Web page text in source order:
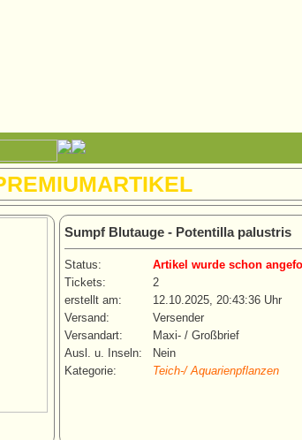
Sumpf Blutauge - Potentilla palustris
Status:
Artikel wurde schon
Tickets:
2
erstellt am:
12.10.2025, 20:43:36 Uhr
Versand:
Versender
Versandart:
Maxi- / Großbrief
Ausl. u. Inseln:
Nein
Kategorie:
Teich-/ Aquarienpflanzen